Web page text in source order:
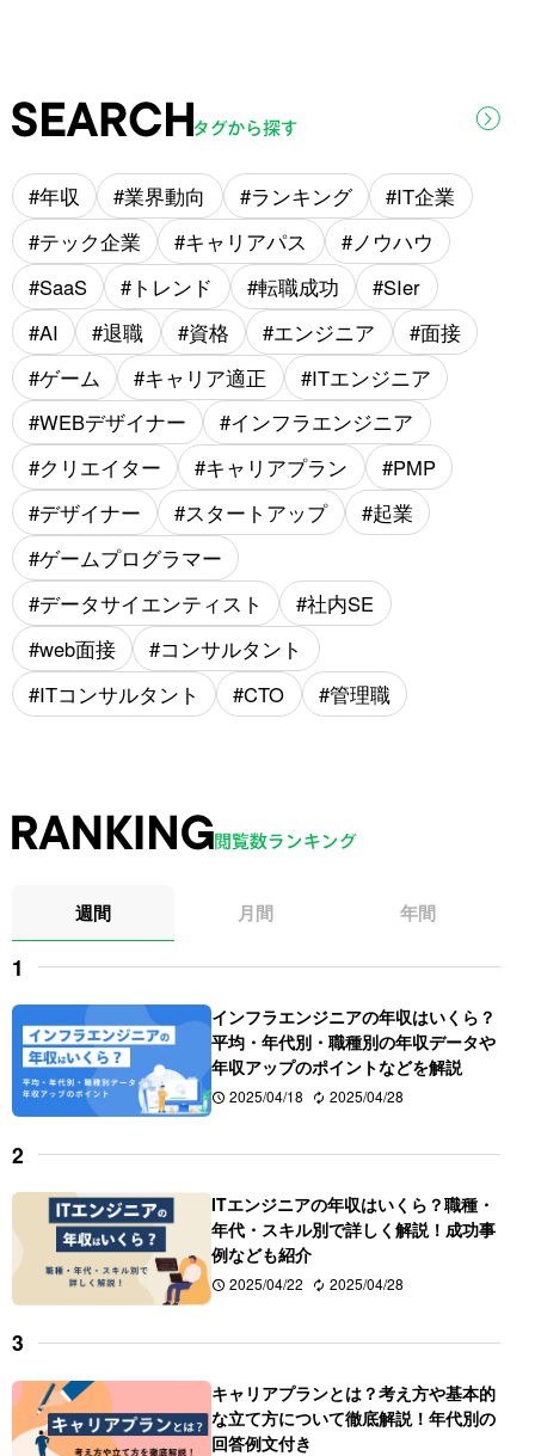
年収 業界動向 ランキング
IT企業
テック企業
キャリアパス
ノウハウ
SaaS
トレンド 転職成功
SIer
AI
退職 資格 エンジニア
面接
ゲーム
キャリア適正
ITエンジニア
WEBデザイナー
インフラエンジニア
クリエイター
キャリアプラン
PMP
デザイナー
スタートアップ
起業
ゲームプログラマー
データサイエンティスト
社内SE
web面接
コンサルタント
ITコンサルタント
CTO 管理職
週間 月間 年間
インフラエンジニアの年収はいくら？
平均・年代別・職種別の年収データや
年収アップのポイントなどを解説
2025/04/18 2025/04/28
ITエンジニアの年収はいくら？職種・
年代・スキル別で詳しく解説！成功事
例なども紹介
2025/04/22 2025/04/28
キャリアプランとは？考え方や基本的
な立て方について徹底解説！年代別の
回答例文付き